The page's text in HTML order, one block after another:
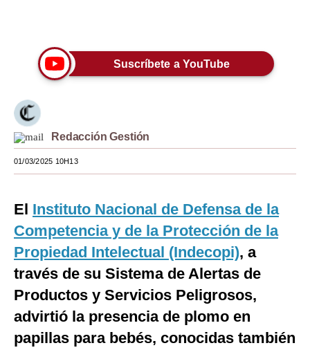
Tendencias
Lujo
Viajes
Moda
Estilos
EEUU
México
España
Internacional
Tecnología
Suscríbete a YouTube
Redacción Gestión
01/03/2025 10H13
El Instituto Nacional de Defensa de la
Competencia y de la Protección de la
Propiedad Intelectual (Indecopi), a
través de su Sistema de Alertas de
Productos y Servicios Peligrosos,
advirtió la presencia de plomo en
papillas para bebés, conocidas también